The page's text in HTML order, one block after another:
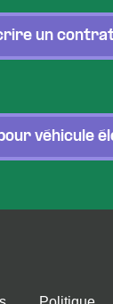
un
véhicule